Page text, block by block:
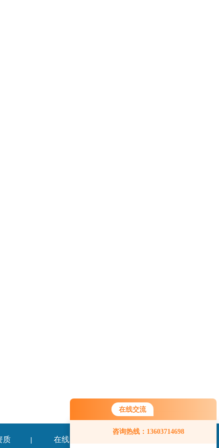
在线交流
咨询热线：13603714698
质 | 在线留言